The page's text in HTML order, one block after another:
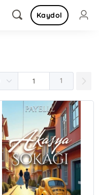
Kaydol
1